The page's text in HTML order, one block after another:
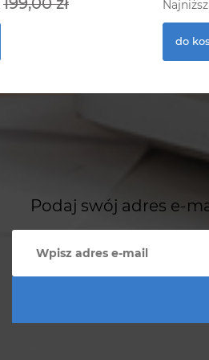
do
Podaj swój adres e-